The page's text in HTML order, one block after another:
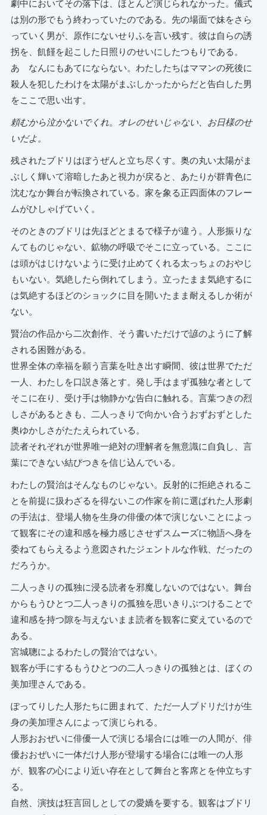
劇中においてその落下は、ほとんど演じられなかった。儀式
は別の形でもう終わっていたのである。先の場面で妹をさら
っていく男が、原作にないせりふを言い残す。彼は自らの誘
拐を、飢饉を起こした日照りのせいにしたつもりである。
あゝなんにもあてにならない。わたしたちはママンの死後に
殺人を犯したわけを太陽がまぶしかったからだと告白した男
をここで思い出す。
頼むから泣かないでくれ。オレのせいじゃない、お日様のせ
いだよ。
残されたブドリはぼうぜんと立ち尽くす。奥の丸い太陽がま
ぶしく輝いて溶暗したあと視力が戻ると、あたりが群青色に
沈むなか舞台が転換されている。家を象る正四面体のフレー
ムがひしゃげていく。
そのときのブドリは先ほどとまるで様子が違う。人形振りな
んてものじゃない、鉱物の呼吸でそこに立っている。ここに
は頭がはじけないように受け止めてくれる太っちょのおやじ
もいない。気絶したら倒れてしまう。立ったまま気絶するに
は気絶するほどのショックに目を開いたまま耐えるしか術が
ない。
賢治の作品から二次創作、そう書いただけで諺のように了解
される困難がある。
世界全体の幸福を願う言葉を吐き出す瞬間、彼は世界でただ
一人、わたしを口説き落とす。発し手はまず孤独な者として
そこに在り、受け手は物静かな告白に触れる。言葉つきの烈
しさがあるときも、二人っきりで向かい合うおずおずとした
奥ゆかしさがたたえられている。
読者それぞれが世界唯一絶対の理解者を無意識に自負し、言
葉にできない結びつきを信じ込んでいる。
わたしの賢治はそんなものじゃない。反射的に拒絶されるこ
とを前提に扱わざるを得ないこの作家を前に選ばれた人形劇
の手法は、登場人物を生身の俳優の体で演じないことによっ
て観客にその違和感を極力感じさせずスムーズに物語へ身を
委ねてもらえるよう意図されたジェントルな作戦、だったの
だろうか。
二人っきりの孤独に浸る読者を邪魔しないのではない。舞台
からもうひとつ二人っきりの孤独を思いきりぶつけることで
違和感を持つ隙を与えないまま読者を観客に変えているので
ある。
宮城聰によるわたしの賢治ではない。
観客が手にするもうひとつの二人っきりの孤独とは、ぼくの
美加理さんである。
ぽってりした人形たちに囲まれて、ただ一人ブドリだけが生
身の美加理さんによって演じられる。
人形おおぜいに俳優一人で演じる場合には唯一の人間が、俳
優おおぜいに一体だけ人形が登場する場合には唯一の人形
が、観客の心により近い存在として舞台と客席とを仲立ちす
る。
自然、演技は狂言回しとしての愛嬌を要する。観客はブドリ